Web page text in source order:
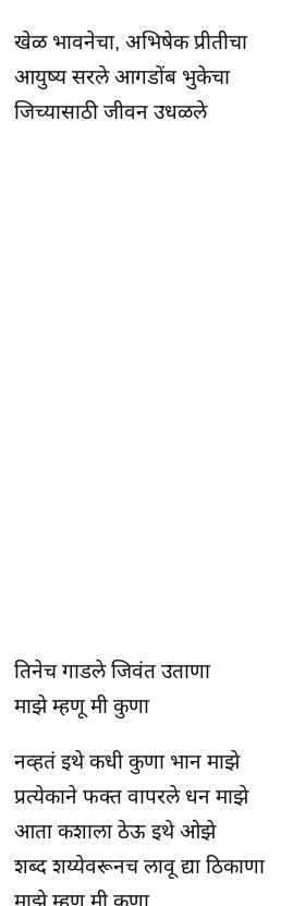
खेळ भावनेचा, अभिषेक प्रीतीचा
आयुष्य सरले आगडोंब भुकेचा
जिच्यासाठी जीवन उधळले
तिनेच गाडले जिवंत उताणा
माझे म्हणू मी कुणा
नव्हतं इथे कधी कुणा भान माझे
प्रत्येकाने फक्त वापरले धन माझे
आता कशाला ठेऊ इथे ओझे
शब्द शय्येवरूनच लावू द्या ठिकाणा
माझे म्हणू मी कुणा